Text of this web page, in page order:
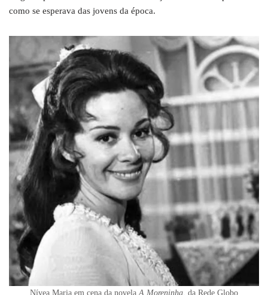
como se esperava das jovens da época.
Nívea Maria em cena da novela A Moreninha, da Rede Globo